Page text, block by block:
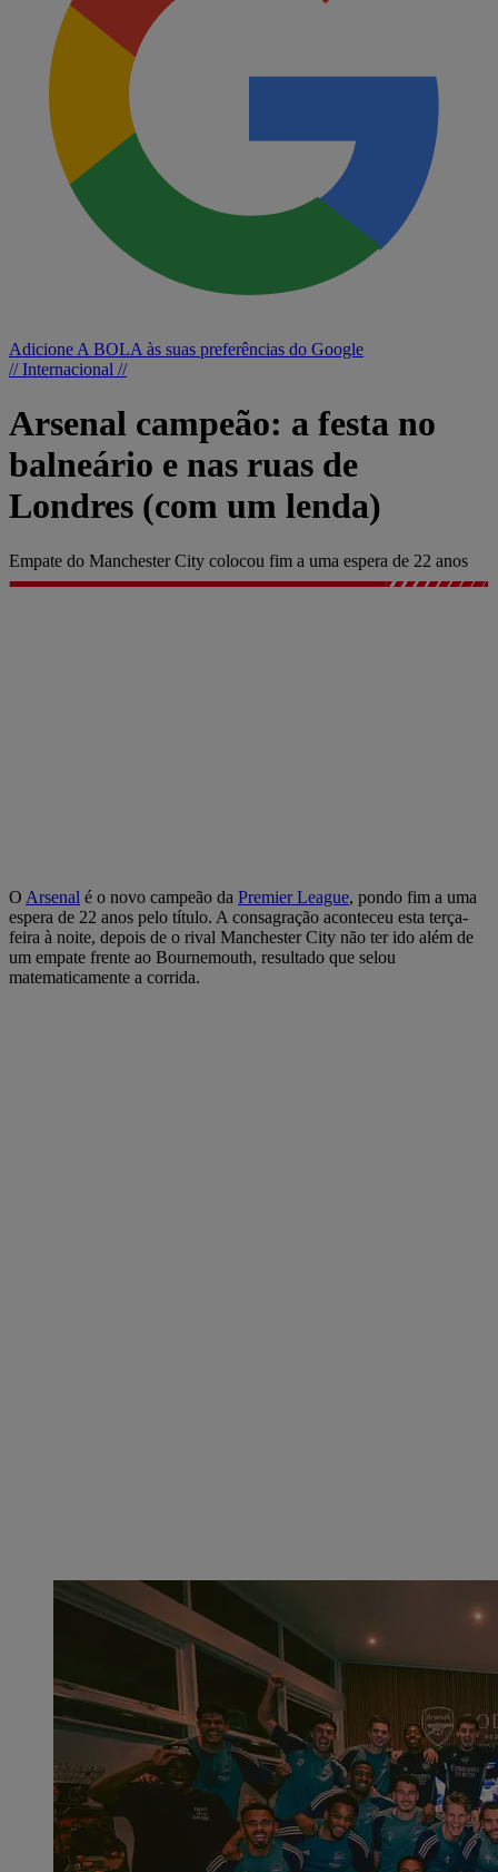
Adicione A BOLA às suas preferências do Google
// Internacional //
Arsenal campeão: a festa no
balneário e nas ruas de
Londres (com um lenda)
Empate do Manchester City colocou fim a uma espera de 22 anos
O Arsenal é o novo campeão da Premier League, pondo fim a uma
espera de 22 anos pelo título. A consagração aconteceu esta terça-
feira à noite, depois de o rival Manchester City não ter ido além de
um empate frente ao Bournemouth, resultado que selou
matematicamente a corrida.